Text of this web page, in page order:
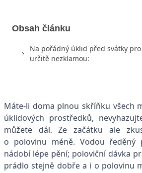
Obsah článku
Na pořádný úklid před svátky
určitě nezklamou:
Máte-li doma plnou skříňku všech
úklidových prostředků,
můžete dál. Ze začátku ale
o polovinu méně. Vodou ředěný
nádobí lépe pění; poloviční dávka
prádlo stejně dobře a i o polovinu